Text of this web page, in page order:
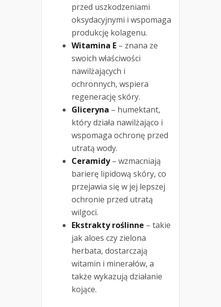
przed uszkodzeniami
oksydacyjnymi i wspomaga
produkcję kolagenu.
Witamina E – znana ze
swoich właściwości
nawilżających i
ochronnych, wspiera
regenerację skóry.
Gliceryna – humektant,
który działa nawilżająco i
wspomaga ochronę przed
utratą wody.
Ceramidy– wzmacniają
barierę lipidową skóry, co
przejawia się w jej lepszej
ochronie przed utratą
wilgoci.
Ekstrakty roślinne – takie
jak aloes czy zielona
herbata, dostarczają
witamin i minerałów, a
także wykazują działanie
kojące.